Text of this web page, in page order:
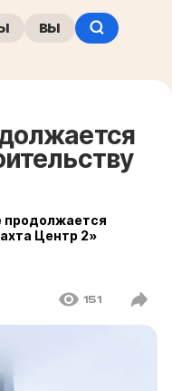
вы
продолжается
Центр 2»
151